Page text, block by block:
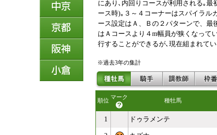
にあり､内回りコースが利用される｡最
ース時)｡３～４コーナーはスパイラル
ース設定はＡ、Ｂの２パターンで、最
はＡコースより４m幅員が狭くなって
行することができるが､現在組まれて
※過去3年の集計